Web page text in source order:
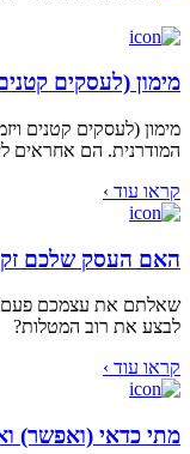
מימון (לעסקים
המודרנית. הם אחראים
קראו עוד ›
האם העסק שלכם
שאלתם את עצמכם פעם
לבצע את רוב המטלות?
קראו עוד ›
מתי כדאי (ואפשר)